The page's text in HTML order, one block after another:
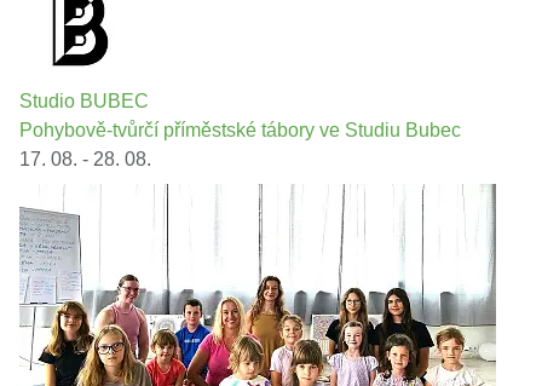
Studio BUBEC
Pohybově-tvůrčí příměstské tábory ve Studiu Bubec
17. 08. - 28. 08.